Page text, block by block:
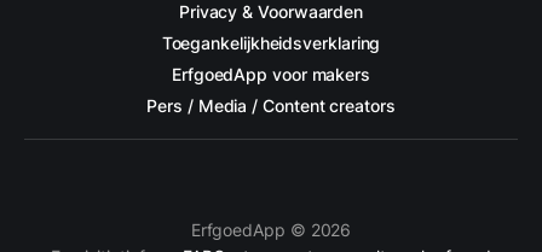
Privacy & Voorwaarden
Toegankelijkheidsverklaring
ErfgoedApp voor makers
Pers / Media / Content creators
ErfgoedApp © 2026